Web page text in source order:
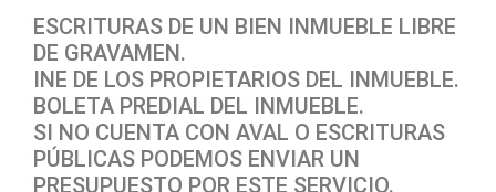
ESCRITURAS DE UN BIEN INMUEBLE LIBRE
DE GRAVAMEN.
INE DE LOS PROPIETARIOS DEL INMUEBLE.
BOLETA PREDIAL DEL INMUEBLE.
SI NO CUENTA CON AVAL O ESCRITURAS
PÚBLICAS PODEMOS ENVIAR UN
PRESUPUESTO POR ESTE SERVICIO.